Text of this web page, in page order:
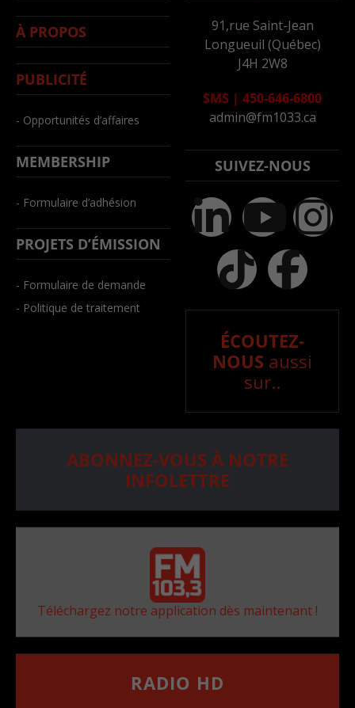
À PROPOS
PUBLICITÉ
- Opportunités d’affaires
MEMBERSHIP
- Formulaire d’adhésion
PROJETS D’ÉMISSION
- Formulaire de demande
- Politique de traitement
91,rue Saint-Jean
Longueuil (Québec)
J4H 2W8
SMS | 450-646-6800
admin@fm1033.ca
SUIVEZ-NOUS
ÉCOUTEZ-
NOUS aussi
sur..
ABONNEZ-VOUS À NOTRE
INFOLETTRE
Téléchargez notre application dès maintenant !
RADIO HD